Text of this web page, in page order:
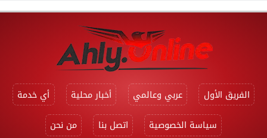
الفريق الأول عربي وعالمي أخبار محلية
أي خدمة
سياسة الخصوصية
اتصل بنا من نحن